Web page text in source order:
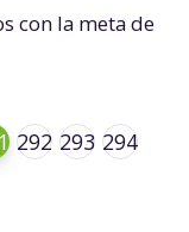
con la meta de
292 293 294